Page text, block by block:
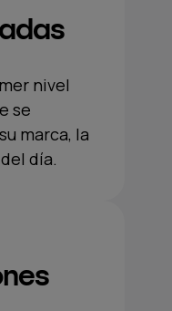
nivel
se
marca, la
día.